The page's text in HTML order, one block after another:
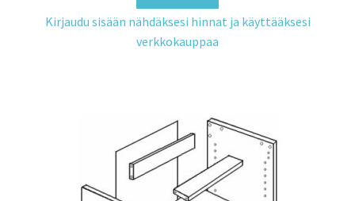
Kirjaudu sisään nähdäksesi hinnat ja käyttääksesi
verkkokauppaa